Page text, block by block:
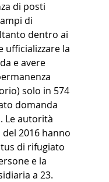
di posti
di
dentro ai
ufficializzare la
e avere
solo in 574
domanda
Le autorità
del 2016 hanno
di rifugiato
e la
a 23.